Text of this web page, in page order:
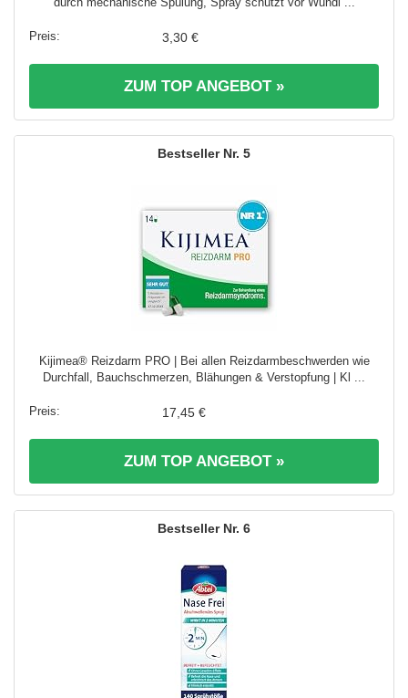
3,30 €
ZUM TOP ANGEBOT »
5
Kijimea® Reizdarm PRO | Bei allen Reizdarmbeschwerden wie
Durchfall, Bauchschmerzen, Blähungen & Verstopfung | Kl ...
17,45 €
ZUM TOP ANGEBOT »
6